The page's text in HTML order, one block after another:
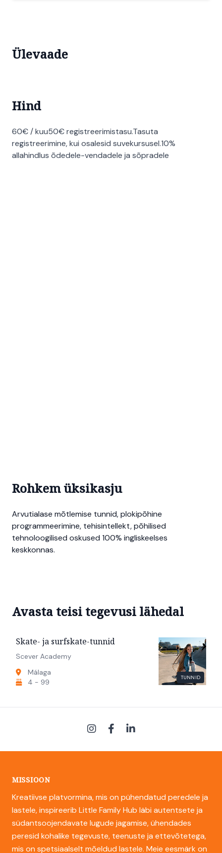
Ülevaade
Hind
60€ / kuu50€ registreerimistasu.Tasuta
registreerimine, kui osalesid suvekursusel.10%
allahindlus õdedele-vendadele ja sõpradele
Rohkem üksikasju
Arvutialase mõtlemise tunnid, plokipõhine
programmeerimine, tehisintellekt, põhilised
tehnoloogilised oskused 100% ingliskeelses
keskkonnas.
Avasta teisi tegevusi lähedal
TUNNID
Skate- ja surfskate-tunnid
Scever Academy
Málaga
4 - 99
MISSIOON
Kreatiivse platvormina, mis on pühendatud peredele ja
lastele, inspireerib Little Family Hub läbi autentsete ja
südantsoojendavate lugude jagamise, ühendades
peresid kohalike tegevuste, teenuste ja ettevõtetega,
mis on spetsiaalselt mõeldud lastele. Meie eesmärk on